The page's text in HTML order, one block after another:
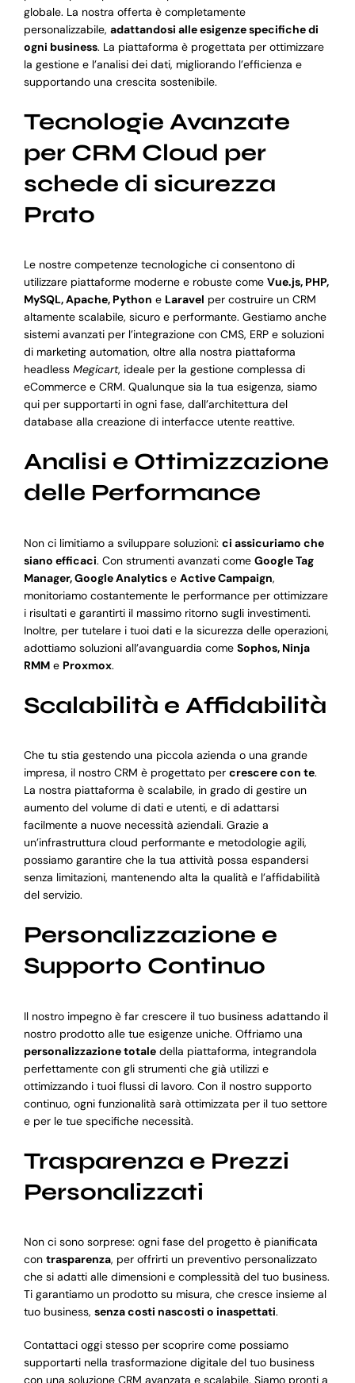
globale. La nostra offerta è completamente
personalizzabile, adattandosi alle esigenze specifiche di
ogni business. La piattaforma è progettata per ottimizzare
la gestione e l’analisi dei dati, migliorando l’efficienza e
supportando una crescita sostenibile.
Tecnologie Avanzate
per CRM Cloud per
schede di sicurezza
Prato
Le nostre competenze tecnologiche ci consentono di
utilizzare piattaforme moderne e robuste come Vue.js, PHP,
MySQL, Apache, Python e Laravel per costruire un CRM
altamente scalabile, sicuro e performante. Gestiamo anche
sistemi avanzati per l’integrazione con CMS, ERP e soluzioni
di marketing automation, oltre alla nostra piattaforma
headless Megicart, ideale per la gestione complessa di
eCommerce e CRM. Qualunque sia la tua esigenza, siamo
qui per supportarti in ogni fase, dall’architettura del
database alla creazione di interfacce utente reattive.
Analisi e Ottimizzazione
delle Performance
Non ci limitiamo a sviluppare soluzioni: ci assicuriamo che
siano efficaci. Con strumenti avanzati come Google Tag
Manager, Google Analyticse Active Campaign,
monitoriamo costantemente le performance per ottimizzare
i risultati e garantirti il massimo ritorno sugli investimenti.
Inoltre, per tutelare i tuoi dati e la sicurezza delle operazioni,
adottiamo soluzioni all’avanguardia come Sophos, Ninja
RMMe Proxmox.
Scalabilità e Affidabilità
Che tu stia gestendo una piccola azienda o una grande
impresa, il nostro CRM è progettato per crescere con te.
La nostra piattaforma è scalabile, in grado di gestire un
aumento del volume di dati e utenti, e di adattarsi
facilmente a nuove necessità aziendali. Grazie a
un’infrastruttura cloud performante e metodologie agili,
possiamo garantire che la tua attività possa espandersi
senza limitazioni, mantenendo alta la qualità e l’affidabilità
del servizio.
Personalizzazione e
Supporto Continuo
Il nostro impegno è far crescere il tuo business adattando il
nostro prodotto alle tue esigenze uniche. Offriamo una
personalizzazione totaledella piattaforma, integrandola
perfettamente con gli strumenti che già utilizzi e
ottimizzando i tuoi flussi di lavoro. Con il nostro supporto
continuo, ogni funzionalità sarà ottimizzata per il tuo settore
e per le tue specifiche necessità.
Trasparenza e Prezzi
Personalizzati
Non ci sono sorprese: ogni fase del progetto è pianificata
con trasparenza, per offrirti un preventivo personalizzato
che si adatti alle dimensioni e complessità del tuo business.
Ti garantiamo un prodotto su misura, che cresce insieme al
tuo business, senza costi nascosti o inaspettati.
Contattaci oggi stesso per scoprire come possiamo
supportarti nella trasformazione digitale del tuo business
con una soluzione CRM avanzata e scalabile. Siamo pronti a